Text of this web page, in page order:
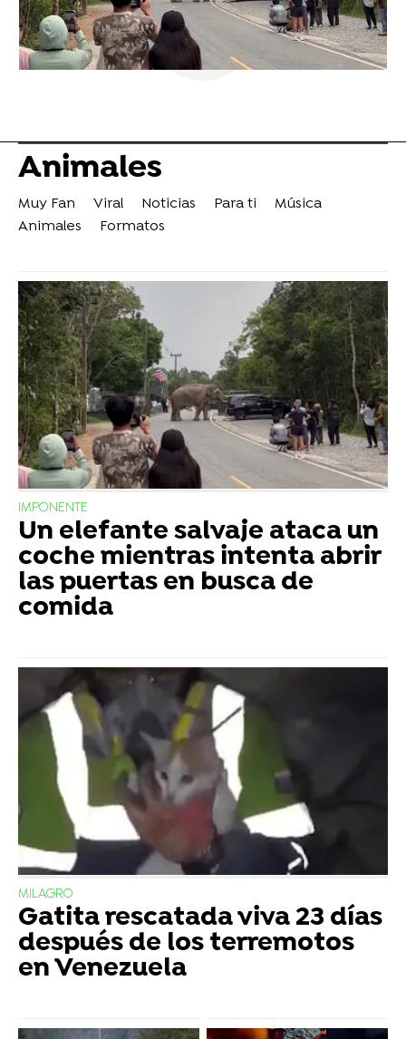
Animales
Muy Fan Viral Noticias Para ti
Música
Animales
Formatos
IMPONENTE
Un elefante salvaje ataca un
coche mientras intenta abrir
las puertas en busca de
comida
MILAGRO
Gatita rescatada viva 23 días
después de los terremotos
en Venezuela